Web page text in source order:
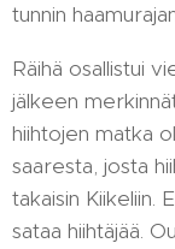
tunnin
Räihä osallistui
jälkeen
hiihtojen matka
saaresta, josta
takaisin Kiikeliin.
sataa hiihtäjää.